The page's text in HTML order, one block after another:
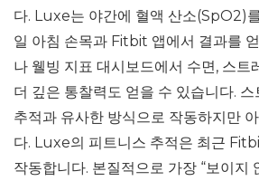
다. Luxe는 야간에 혈액 산소(SpO2)
일 아침 손목과 Fitbit 앱에서 결과를
나 웰빙 지표 대시보드에서 수면, 스트
더 깊은 통찰력도 얻을 수 있습니다.
추적과 유사한 방식으로 작동하지만
다. Luxe의 피트니스 추적은 최근
작동합니다. 본질적으로 가장 “보이지